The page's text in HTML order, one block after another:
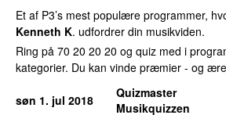
Et af P3’s mest populære programmer,
Kenneth K. udfordrer din musikviden.
Ring på 70 20 20 20 og quiz med i
kategorier. Du kan vinde præmier - og
søn 1. jul 2018
Quizmaster
Musikquizzen